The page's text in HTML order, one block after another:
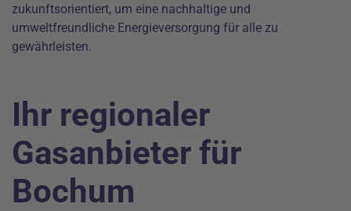
zukunftsorientiert, um eine nachhaltige und
umweltfreundliche Energieversorgung für alle zu
gewährleisten.
Ihr regionaler
Gasanbieter für
Bochum